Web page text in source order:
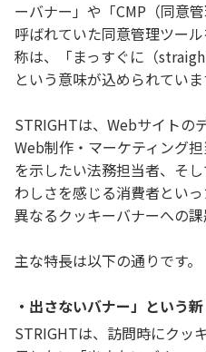
ーバナー」や「CMP（同意
呼ばれていた同意管理ツー
称は、「まっすぐに（
という意味が込められていま
STRIGHTは、Webサイトの
Web制作・マーケティング
を示したい法務担当者、そ
わしさを感じる消費者とい
異なるクッキーバナーへの課
主な特長は以下の通りです。
・出さないバナー」という
STRIGHTは、訪問時にクッ